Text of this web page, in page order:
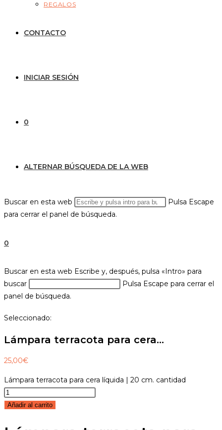
REGALOS
CONTACTO
INICIAR SESIÓN
0
ALTERNAR BÚSQUEDA DE LA WEB
Buscar en esta web
Pulsa Escape
para cerrar el panel de búsqueda.
0
Buscar en esta web Escribe y, después, pulsa «Intro» para
buscar
Pulsa Escape para cerrar el
panel de búsqueda.
Seleccionado:
Lámpara terracota para cera…
25,00€
Lámpara terracota para cera líquida | 20 cm. cantidad
Añadir al carrito